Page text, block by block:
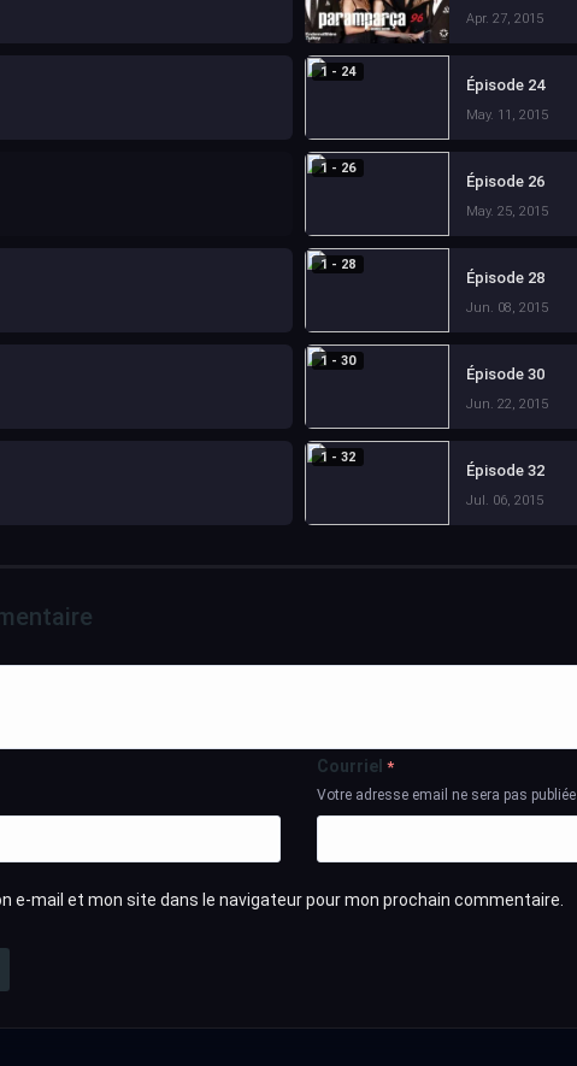
Apr. 27, 2015
1 - 24
Épisode 24
May. 11, 2015
1 - 26
Épisode 26
May. 25, 2015
1 - 28
Épisode 28
Jun. 08, 2015
1 - 30
Épisode 30
Jun. 22, 2015
1 - 32
Épisode 32
Jul. 06, 2015
Courriel *
Votre adresse email ne sera pas publiée
e-mail et mon site dans le navigateur pour mon prochain commentaire.